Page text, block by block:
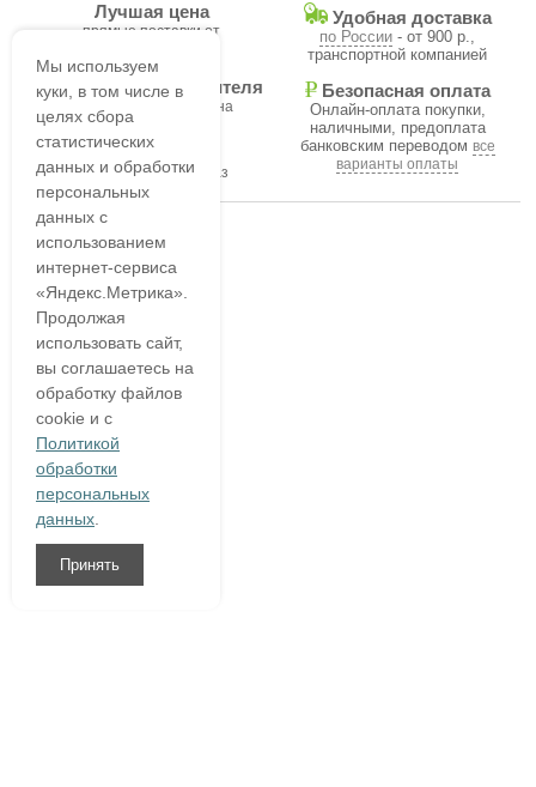
Лучшая цена
прямые поставки от
Удобная доставка
по России - от 900 р.,
транспортной компанией
Безопасная оплата
Онлайн-оплата покупки,
наличными, предоплата
банковским переводом все
варианты оплаты
Гарантия производителя
на все товары магазина
В течение часа
подтвердим ваш заказ
Мы используем
куки, в том числе в
целях сбора
статистических
данных и обработки
персональных
данных с
использованием
интернет-сервиса
«Яндекс.Метрика».
Продолжая
использовать сайт,
вы соглашаетесь на
обработку файлов
cookie и с
Политикой
обработки
персональных
данных
Принять